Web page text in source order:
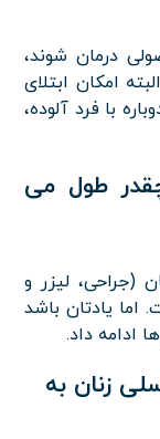
درمان شوند،
امکان ابتلای
با فرد آلوده،
طول می
(جراحی، لیزر و
اما یادتان باشد
ادامه داد.
زنان به